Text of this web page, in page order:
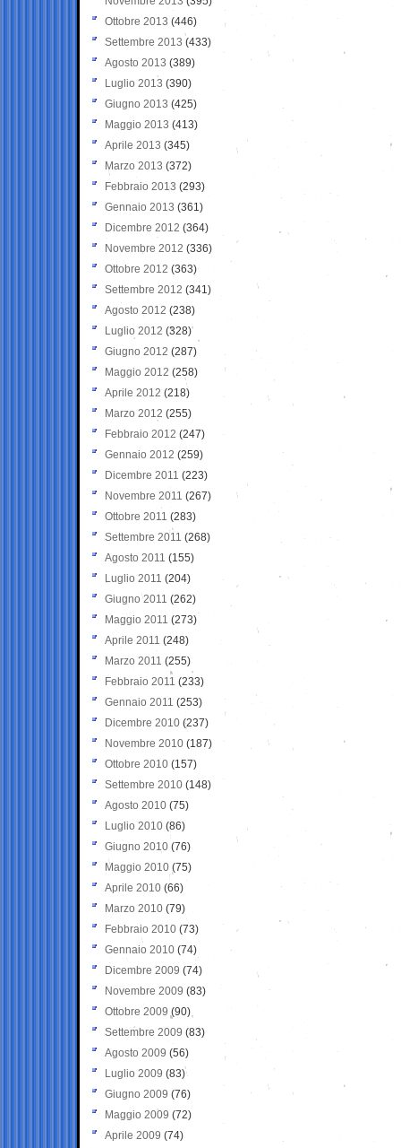
Ottobre 2013 (446)
Settembre 2013 (433)
Agosto 2013 (389)
Luglio 2013 (390)
Giugno 2013 (425)
Maggio 2013 (413)
Aprile 2013 (345)
Marzo 2013 (372)
Febbraio 2013 (293)
Gennaio 2013 (361)
Dicembre 2012 (364)
Novembre 2012 (336)
Ottobre 2012 (363)
Settembre 2012 (341)
Agosto 2012 (238)
Luglio 2012 (328)
Giugno 2012 (287)
Maggio 2012 (258)
Aprile 2012 (218)
Marzo 2012 (255)
Febbraio 2012 (247)
Gennaio 2012 (259)
Dicembre 2011 (223)
Novembre 2011 (267)
Ottobre 2011 (283)
Settembre 2011 (268)
Agosto 2011 (155)
Luglio 2011 (204)
Giugno 2011 (262)
Maggio 2011 (273)
Aprile 2011 (248)
Marzo 2011 (255)
Febbraio 2011 (233)
Gennaio 2011 (253)
Dicembre 2010 (237)
Novembre 2010 (187)
Ottobre 2010 (157)
Settembre 2010 (148)
Agosto 2010 (75)
Luglio 2010 (86)
Giugno 2010 (76)
Maggio 2010 (75)
Aprile 2010 (66)
Marzo 2010 (79)
Febbraio 2010 (73)
Gennaio 2010 (74)
Dicembre 2009 (74)
Novembre 2009 (83)
Ottobre 2009 (90)
Settembre 2009 (83)
Agosto 2009 (56)
Luglio 2009 (83)
Giugno 2009 (76)
Maggio 2009 (72)
Aprile 2009 (74)